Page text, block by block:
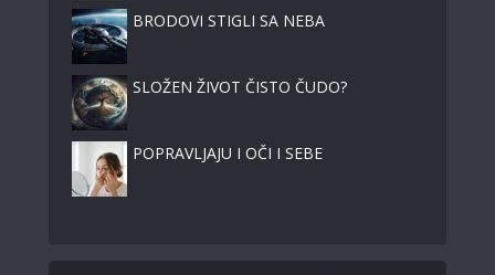
BRODOVI STIGLI SA NEBA
SLOŽEN ŽIVOT ČISTO ČUDO?
POPRAVLJAJU I OČI I SEBE